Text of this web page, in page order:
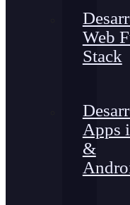
Web
Stack
Apps
&